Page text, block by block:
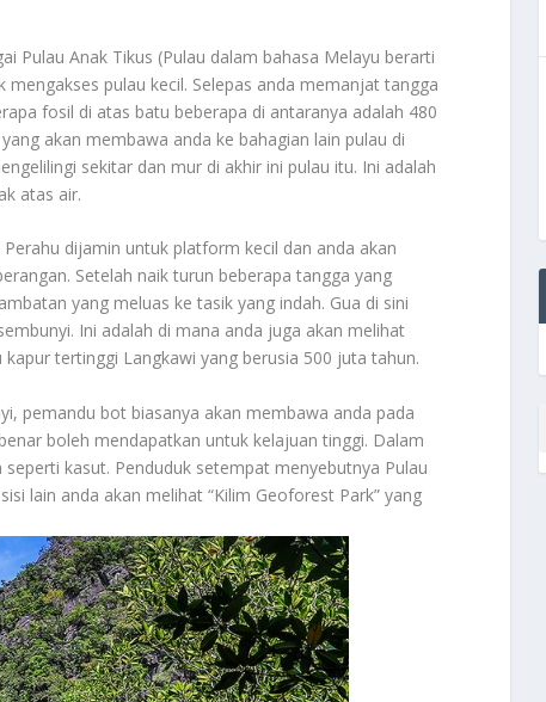
Pulau Anak Tikus (Pulau dalam bahasa Melayu berarti
pulau kecil. Selepas anda memanjat tangga
fosil di atas batu beberapa di antaranya adalah 480
akan membawa anda ke bahagian lain pulau di
sekitar dan mur di akhir ini pulau itu. Ini adalah
atas air.
dijamin untuk platform kecil dan anda akan
Setelah naik turun beberapa tangga yang
yang meluas ke tasik yang indah. Gua di sini
Ini adalah di mana anda juga akan melihat
tertinggi Langkawi yang berusia 500 juta tahun.
pemandu bot biasanya akan membawa anda pada
boleh mendapatkan untuk kelajuan tinggi. Dalam
kasut. Penduduk setempat menyebutnya Pulau
lain anda akan melihat “Kilim Geoforest Park” yang